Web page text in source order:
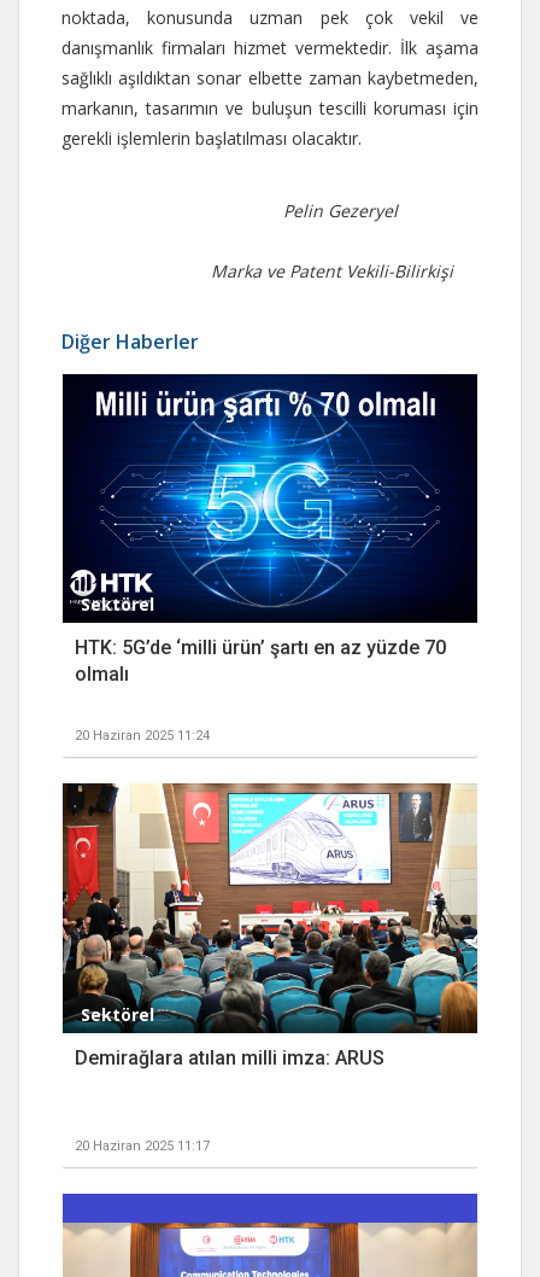
noktada, konusunda uzman pek çok vekil ve
danışmanlık firmaları hizmet vermektedir. İlk aşama
sağlıklı aşıldıktan sonar elbette zaman kaybetmeden,
markanın, tasarımın ve buluşun tescilli koruması için
gerekli işlemlerin başlatılması olacaktır.
Pelin Gezeryel
Marka ve Patent Vekili-Bilirkişi
Diğer Haberler
Sektörel
HTK: 5G’de ‘milli ürün’ şartı en az yüzde 70
olmalı
20 Haziran 2025 11:24
Sektörel
Demirağlara atılan milli imza: ARUS
20 Haziran 2025 11:17